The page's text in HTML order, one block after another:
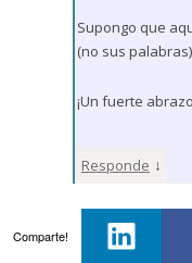
Supongo que
(no sus
¡Un fuerte
Responde ↓
SUSCRIBIRSE A LOS
Comparte!